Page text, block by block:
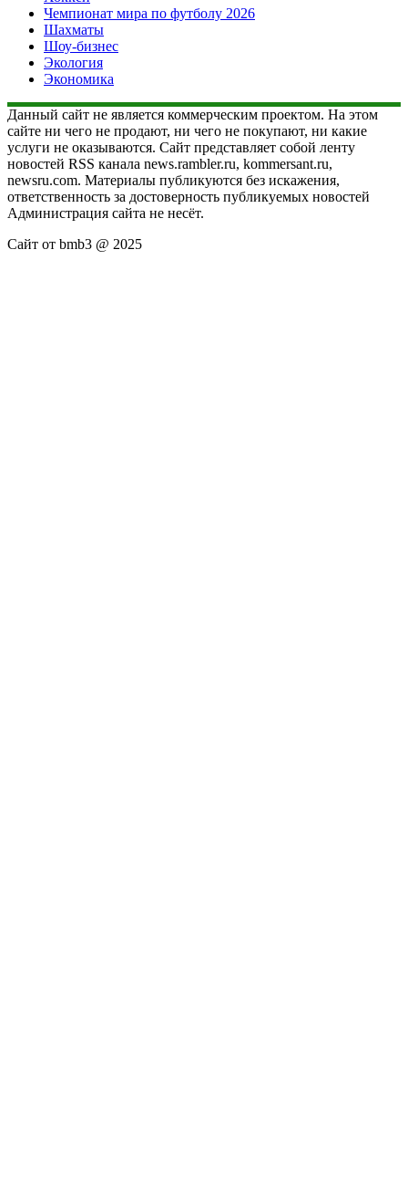
Чемпионат мира по футболу 2026
Шахматы
Шоу-бизнес
Экология
Экономика
Данный сайт не является коммерческим проектом. На этом
сайте ни чего не продают, ни чего не покупают, ни какие
услуги не оказываются. Сайт представляет собой ленту
новостей RSS канала news.rambler.ru, kommersant.ru,
newsru.com. Материалы публикуются без искажения,
ответственность за достоверность публикуемых новостей
Администрация сайта не несёт.
Сайт от bmb3 @ 2025